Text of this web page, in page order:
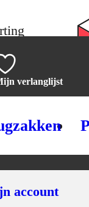
account
verlanglijst